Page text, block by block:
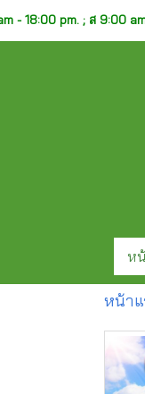
- 18:00 pm. ;ส 9:00
ห
หน้าแ